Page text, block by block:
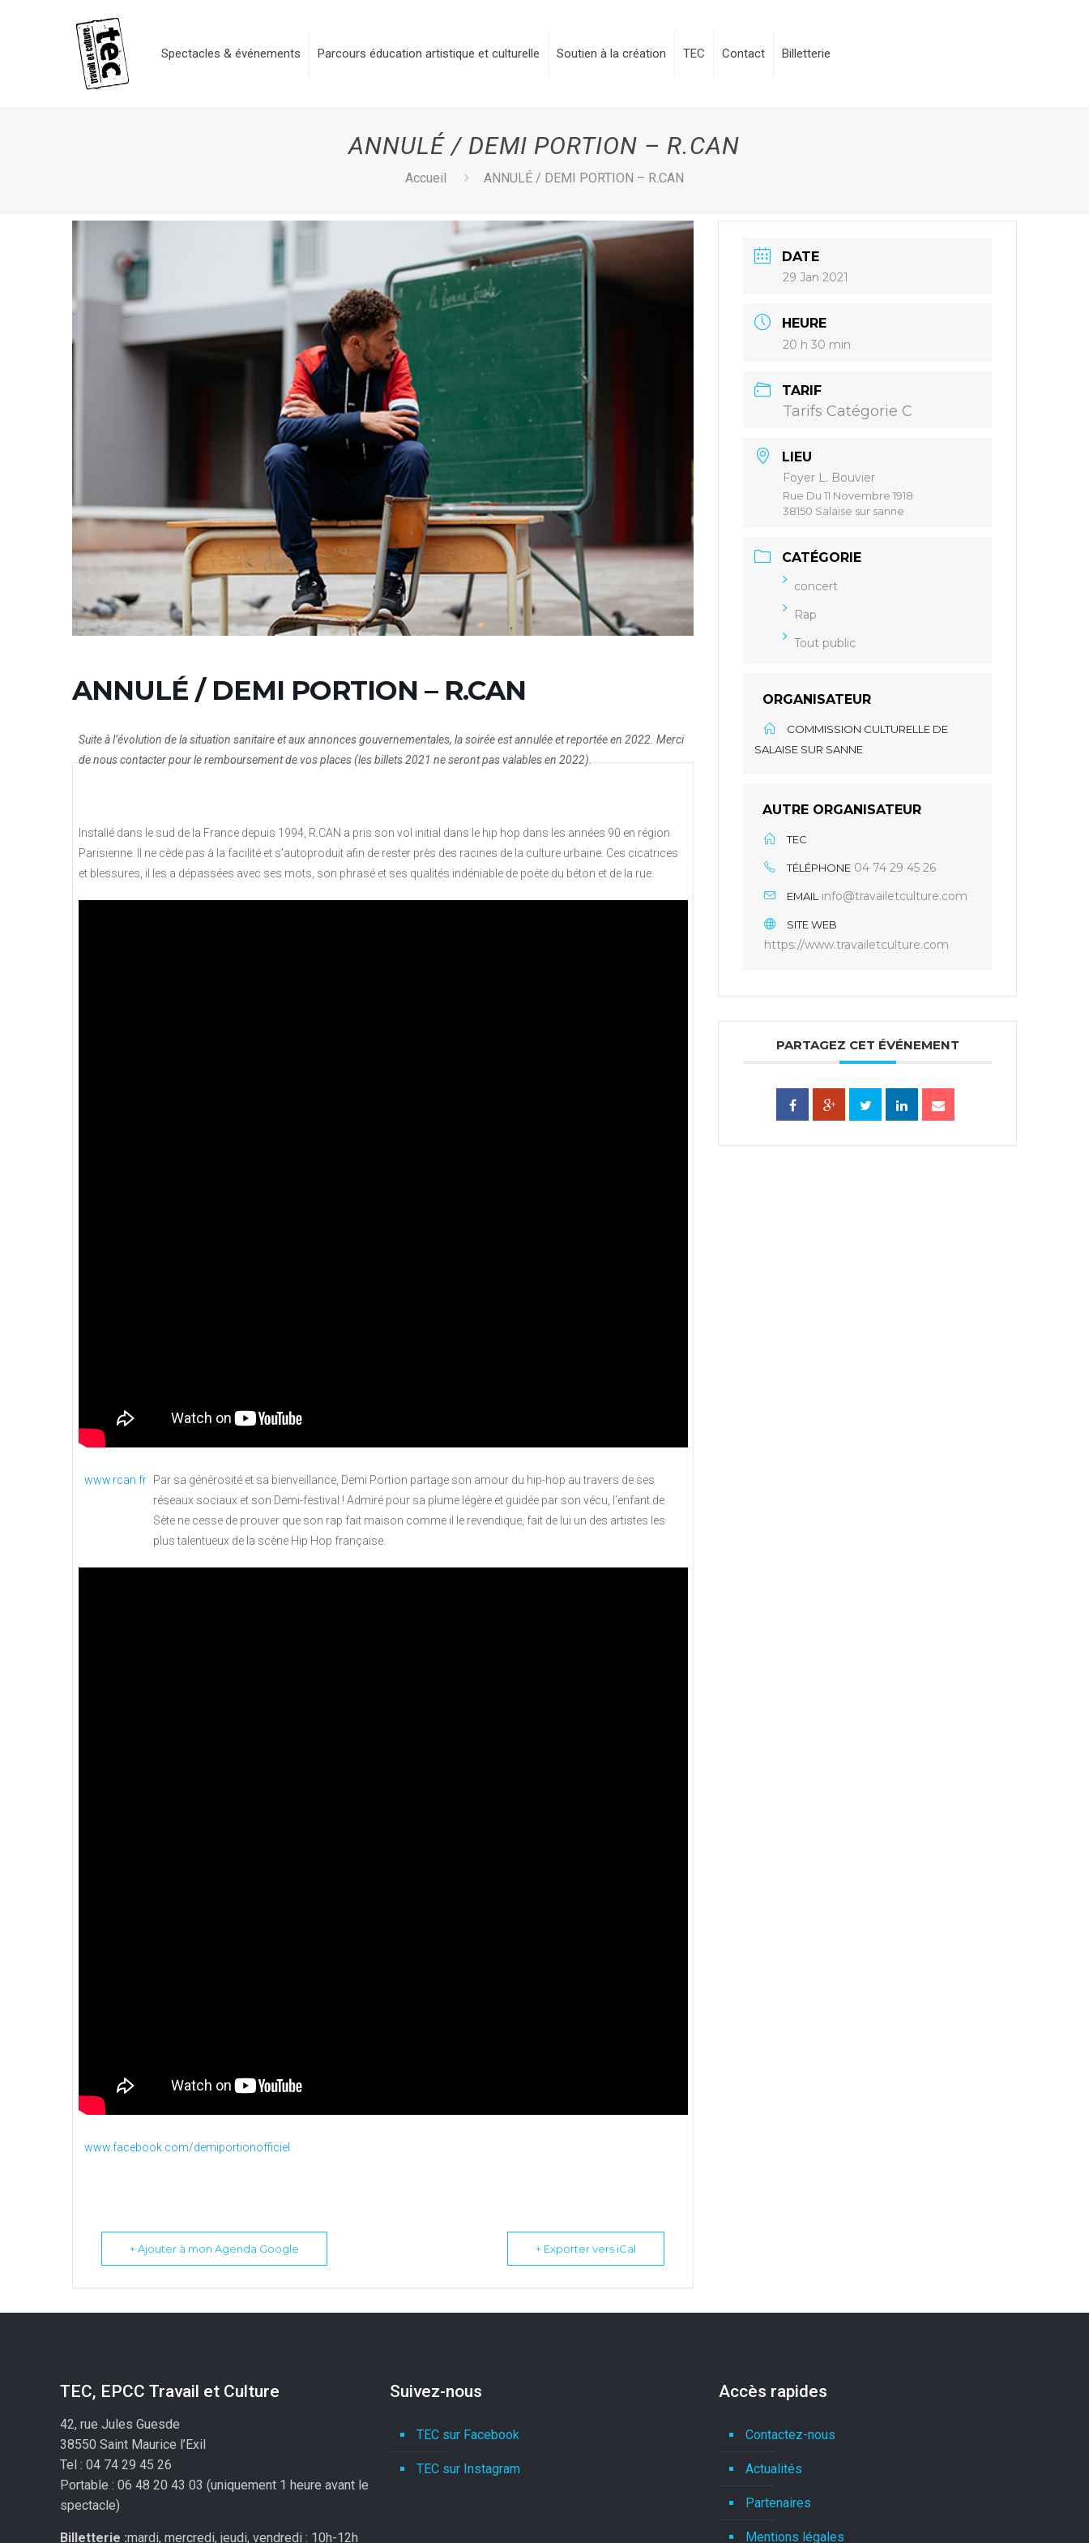
Spectacles & événements Parcours éducation artistique et culturelle Soutien à la création TEC Contact Billetterie
ANNULÉ / DEMI PORTION – R.CAN
Accueil ANNULÉ / DEMI PORTION – R.CAN
ANNULÉ / DEMI PORTION – R.CAN
Suite à l’évolution de la situation sanitaire et aux annonces gouvernementales, la soirée est annulée et reportée en 2022. Merci
de nous contacter pour le remboursement de vos places (les billets 2021 ne seront pas valables en 2022).
Installé dans le sud de la France depuis 1994, R.CAN a pris son vol initial dans le hip hop dans les années 90 en région
Parisienne. Il ne cède pas à la facilité et s’autoproduit afin de rester près des racines de la culture urbaine. Ces cicatrices
et blessures, il les a dépassées avec ses mots, son phrasé et ses qualités indéniable de poète du béton et de la rue.
www.rcan.fr Par sa générosité et sa bienveillance, Demi Portion partage son amour du hip-hop au travers de ses
réseaux sociaux et son Demi-festival ! Admiré pour sa plume légère et guidée par son vécu, l’enfant de
Sète ne cesse de prouver que son rap fait maison comme il le revendique, fait de lui un des artistes les
plus talentueux de la scène Hip Hop française.
www.facebook.com/demiportionofficiel
+ Ajouter à mon Agenda Google + Exporter vers iCal
DATE
29 Jan 2021
HEURE
20 h 30 min
TARIF
Tarifs Catégorie C
LIEU
Foyer L. Bouvier
Rue Du 11 Novembre 1918
38150 Salaise sur sanne
CATÉGORIE
concert
Rap
Tout public
ORGANISATEUR
COMMISSION CULTURELLE DE
SALAISE SUR SANNE
AUTRE ORGANISATEUR
TEC
TÉLÉPHONE 04 74 29 45 26
EMAIL info@travailetculture.com
SITE WEB
https://www.travailetculture.com
PARTAGEZ CET ÉVÉNEMENT
TEC, EPCC Travail et Culture
42, rue Jules Guesde
38550 Saint Maurice l’Exil
Tel : 04 74 29 45 26
Portable : 06 48 20 43 03 (uniquement 1 heure avant le
spectacle)
Billetterie :mardi, mercredi, jeudi, vendredi : 10h-12h
Suivez-nous
TEC sur Facebook
TEC sur Instagram
Accès rapides
Contactez-nous
Actualités
Partenaires
Mentions légales